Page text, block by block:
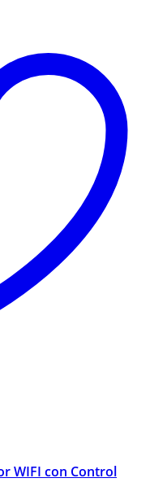
WIFI con Control